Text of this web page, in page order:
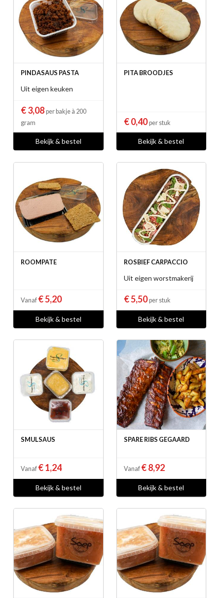
PINDASAUS PASTA
Uit eigen keuken
€ 3,08 per bakje à 200
gram
Bekijk & bestel
PITA BROODJES
€ 0,40per stuk
Bekijk & bestel
ROOMPATE
Vanaf € 5,20
Bekijk & bestel
ROSBIEF CARPACCIO
Uit eigen worstmakerij
€ 5,50per stuk
Bekijk & bestel
SMULSAUS
Vanaf € 1,24
Bekijk & bestel
SPARE RIBS GEGAARD
Vanaf € 8,92
Bekijk & bestel